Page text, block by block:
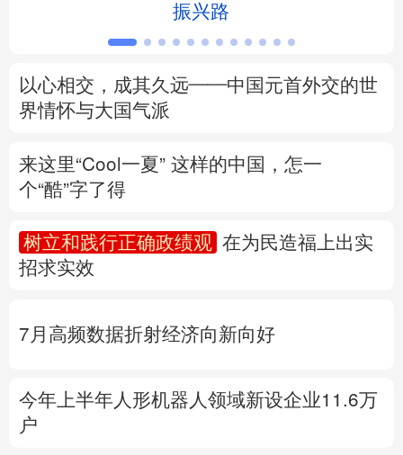
四川 贵州
陕西 甘肃 青海
新疆
多语种频道
English Español Français
Português
振兴路
以心相交，成其久远——中国元首外交的世
界情怀与大国气派
来这里“Cool一夏” 这样的中国，怎一
个“酷”字了得
树立和践行正确政绩观
在为民造福上出实
招求实效
7月高频数据折射经济向新向好
今年上半年人形机器人领域新设企业11.6万
户